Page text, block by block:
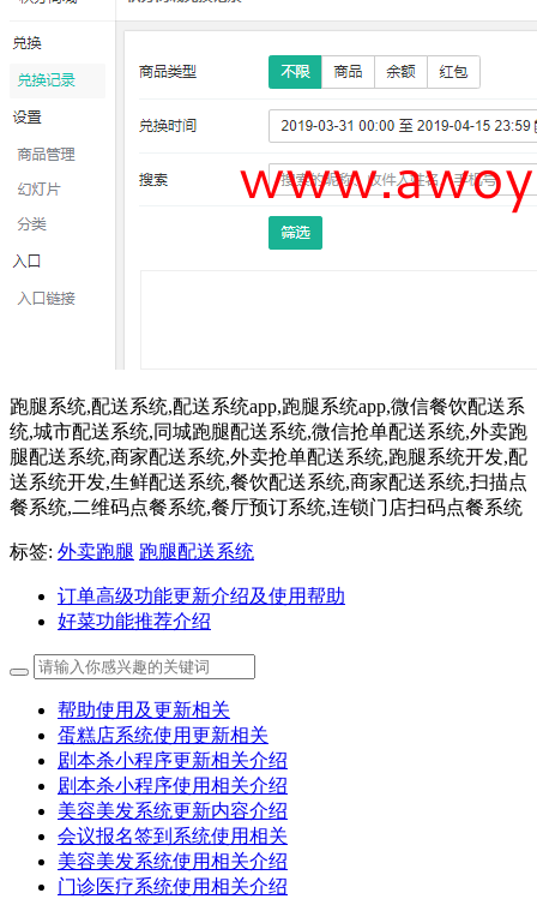
跑腿系统,配送系统,配送系统app,跑腿系统app,微信餐饮配送系
统,城市配送系统,同城跑腿配送系统,微信抢单配送系统,外卖跑
腿配送系统,商家配送系统,外卖抢单配送系统,跑腿系统开发,配
送系统开发,生鲜配送系统,餐饮配送系统,商家配送系统,扫描点
餐系统,二维码点餐系统,餐厅预订系统,连锁门店扫码点餐系统
标签: 外卖跑腿 跑腿配送系统
订单高级功能更新介绍及使用帮助
好菜功能推荐介绍
帮助使用及更新相关
蛋糕店系统使用更新相关
剧本杀小程序更新相关介绍
剧本杀小程序使用相关介绍
美容美发系统更新内容介绍
会议报名签到系统使用相关
美容美发系统使用相关介绍
门诊医疗系统使用相关介绍